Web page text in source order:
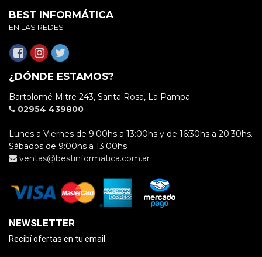
BEST INFORMÁTICA
EN LAS REDES
¿DÓNDE ESTAMOS?
Bartolomé Mitre 243, Santa Rosa, La Pampa
02954 439800
Lunes a Viernes de 9:00hs a 13:00hs y de 16:30hs a 20:30hs.
Sábados de 9:00hs a 13:00hs
ventas@bestinformatica.com.ar
NEWSLETTER
Recibí ofertas en tu email